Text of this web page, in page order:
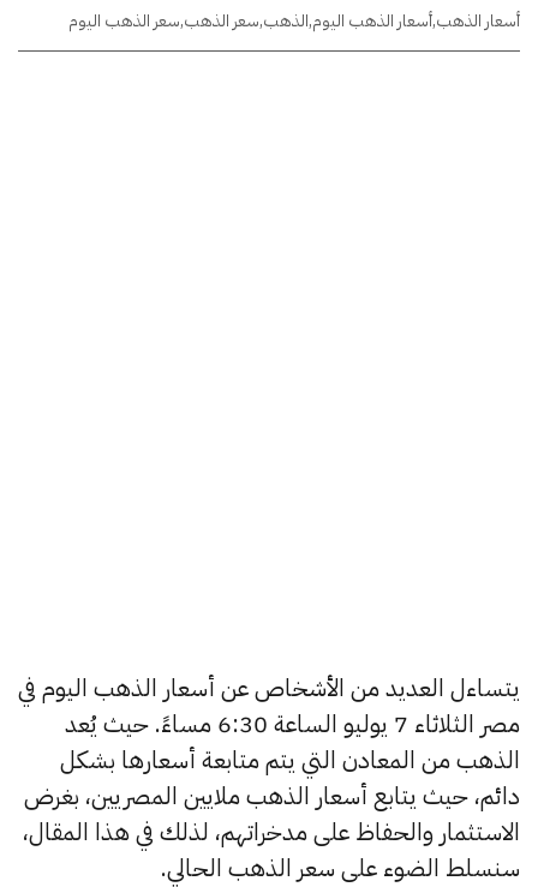
أسعار الذهب,أسعار الذهب اليوم,الذهب,سعر الذهب,سعر الذهب اليوم
يتساءل العديد من الأشخاص عن أسعار الذهب اليوم في
مصر الثلاثاء 7 يوليو الساعة 6:30 مساءً. حيث يُعد
الذهب من المعادن التي يتم متابعة أسعارها بشكل
دائم، حيث يتابع أسعار الذهب ملايين المصريين، بغرض
الاستثمار والحفاظ على مدخراتهم، لذلك في هذا المقال،
سنسلط الضوء على سعر الذهب الحالي.